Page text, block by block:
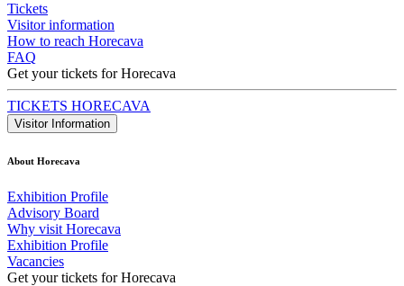
Tickets
Visitor information
How to reach Horecava
FAQ
Get your tickets for Horecava
TICKETS HORECAVA
Visitor Information
About Horecava
Exhibition Profile
Advisory Board
Why visit Horecava
Exhibition Profile
Vacancies
Get your tickets for Horecava